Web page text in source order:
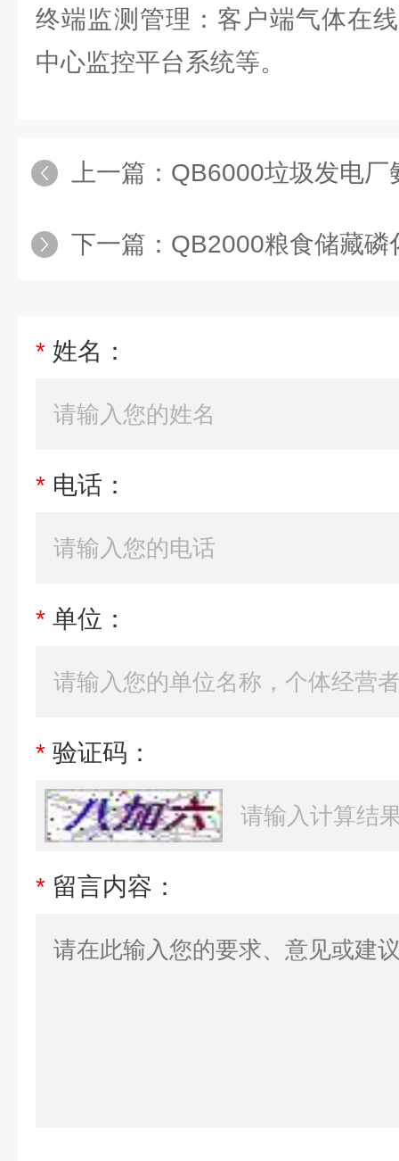
终端监测管理：客户端气体在
中心监控平台系统等。
上一篇： QB6000垃圾发电厂氨气
下一篇： QB2000粮食储藏磷化
* 姓名：
* 电话：
* 单位：
* 验证码：
* 留言内容：